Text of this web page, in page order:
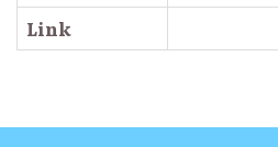
Link